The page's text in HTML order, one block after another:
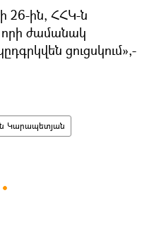
26-ին, ՀՀԿ-ն
որի ժամանակ
ցուցսկում»,-
Կարապետյան